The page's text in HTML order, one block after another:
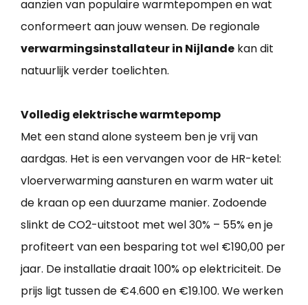
aanzien van populaire warmtepompen en wat
conformeert aan jouw wensen. De regionale
verwarmingsinstallateur in Nijlande kan dit
natuurlijk verder toelichten.
Volledig elektrische warmtepomp
Met een stand alone systeem ben je vrij van
aardgas. Het is een vervangen voor de HR-ketel:
vloerverwarming aansturen en warm water uit
de kraan op een duurzame manier. Zodoende
slinkt de CO2-uitstoot met wel 30% – 55% en je
profiteert van een besparing tot wel €190,00 per
jaar. De installatie draait 100% op elektriciteit. De
prijs ligt tussen de €4.600 en €19.100. We werken